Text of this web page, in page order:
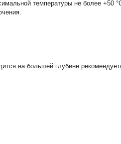
температуры не более
на большей глубине